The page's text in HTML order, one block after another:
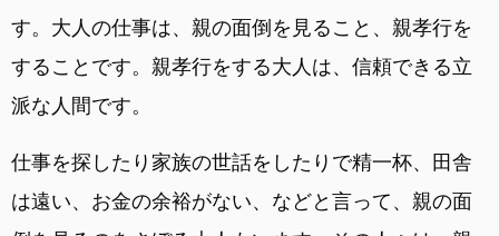
す。大人の仕事は、親の面倒を見ること、親孝行を
することです。親孝行をする大人は、信頼できる立
派な人間です。
仕事を探したり家族の世話をしたりで精一杯、田舎
は遠い、お金の余裕がない、などと言って、親の面